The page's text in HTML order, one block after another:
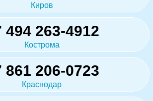
Киров
494 263-4912
Кострома
861 206-0723
Краснодар